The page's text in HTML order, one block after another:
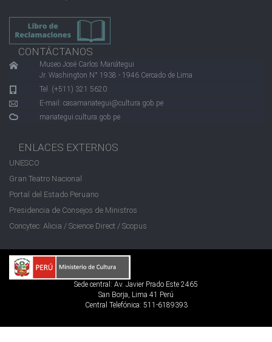
CONTÁCTANOS
Museo José Carlos Mariátegui
Jr. Washington N° 1938 - 1946 Cercado de Lima
Tel. (+511) 321 5620
E-mail: casamariategui@cultura.gob.pe
mariategui.cultura.gob.pe
ENLACES EXTERNOS
UNESCO
Gran Teatro Nacional
Portal del Estado Peruano
Presidencia de Consejos de Ministros
Concytec: Alicia / Science Direct / Scopus
Sede central: Av. Javier Prado Este 2465
San Borja, Lima 41 Perú
Central Telefónica: 511-6189393